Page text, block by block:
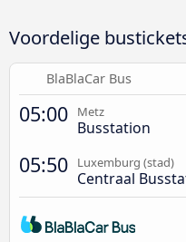
Voordelige
BlaBlaCar Bus
05:00 Metz
Busstation
05:50 Luxemburg (stad)
Centraal